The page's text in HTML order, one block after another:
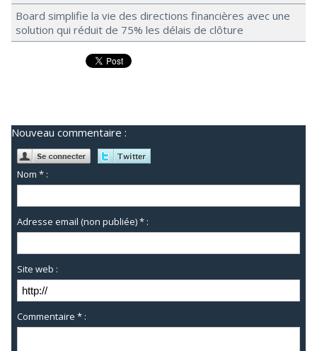
Board simplifie la vie des directions financières avec une
solution qui réduit de 75% les délais de clôture
Nouveau commentaire :
Nom * :
Adresse email (non publiée) * :
Site web :
Commentaire * :